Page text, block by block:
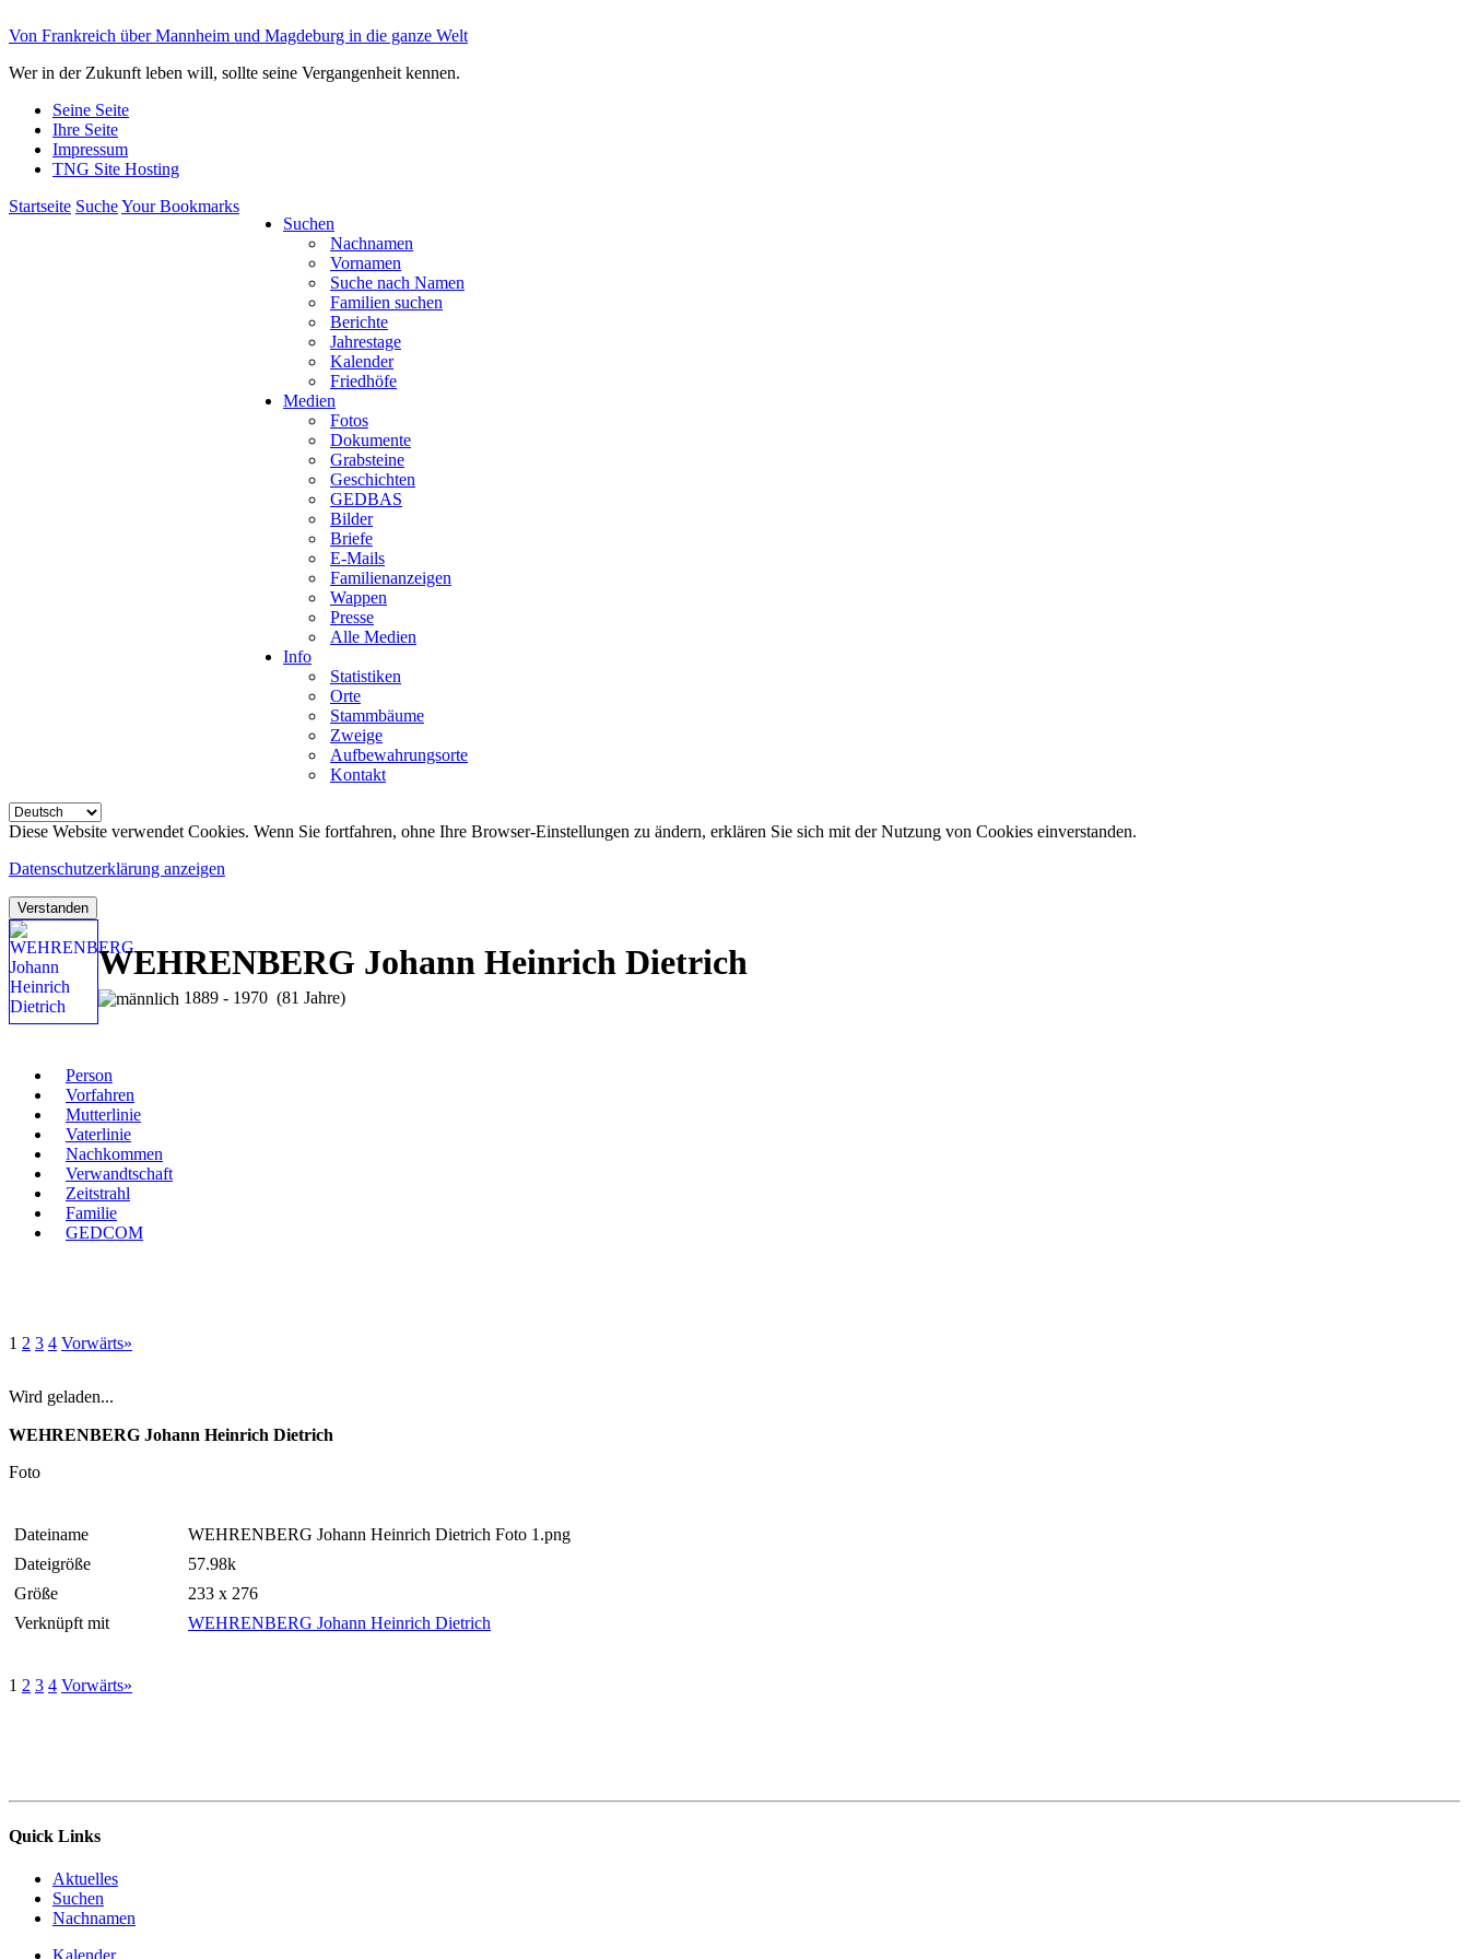
Von Frankreich über Mannheim und Magdeburg in die ganze Welt
Wer in der Zukunft leben will, sollte seine Vergangenheit kennen.
Seine Seite
Ihre Seite
Impressum
TNG Site Hosting
Startseite SucheYour Bookmarks
Suchen
Nachnamen
Vornamen
Suche nach Namen
Familien suchen
Berichte
Jahrestage
Kalender
Friedhöfe
Medien
Fotos
Dokumente
Grabsteine
Geschichten
GEDBAS
Bilder
Briefe
E-Mails
Familienanzeigen
Wappen
Presse
Alle Medien
Info
Statistiken
Orte
Stammbäume
Zweige
Aufbewahrungsorte
Kontakt
Diese Website verwendet Cookies. Wenn Sie fortfahren, ohne Ihre Browser-Einstellungen zu ändern, erklären Sie sich mit der Nutzung von Cookies einverstanden.
Datenschutzerklärung anzeigen
Verstanden
WEHRENBERG Johann Heinrich Dietrich
1889 - 1970 (81 Jahre)
Person
Vorfahren
Mutterlinie
Vaterlinie
Nachkommen
Verwandtschaft
Zeitstrahl
Familie
GEDCOM
1 2 3 4 Vorwärts»
Wird geladen...
WEHRENBERG Johann Heinrich Dietrich
Foto
Dateiname
WEHRENBERG Johann Heinrich Dietrich Foto 1.png
Dateigröße
57.98k
Größe
233 x 276
Verknüpft mit
WEHRENBERG Johann Heinrich Dietrich
1 2 3 4 Vorwärts»
Quick Links
Aktuelles
Suchen
Nachnamen
Kalender